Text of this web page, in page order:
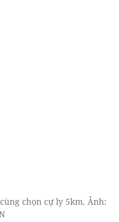
chọn cự ly 5km. Ảnh: